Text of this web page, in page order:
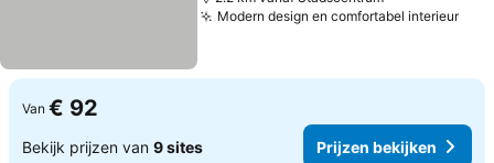
Modern design en comfortabel interieur
Van € 92
Bekijk prijzen van 9 sites Prijzen bekijken